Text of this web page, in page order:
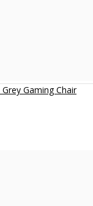
Gaming Chair